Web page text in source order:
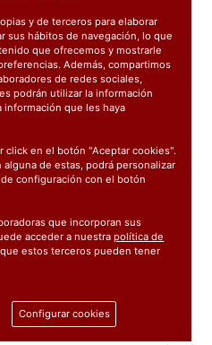
y de terceros para elaborar
sus hábitos de navegación, lo que
que ofrecemos y mostrarle
Además, compartimos
de redes sociales,
podrán utilizar la información
información que les haya
click en el botón "Aceptar cookies".
de estas, podrá personalizar
configuración con el botón
que incorporan sus
acceder a nuestrapolítica de
estos terceros pueden tener
Configurar cookies